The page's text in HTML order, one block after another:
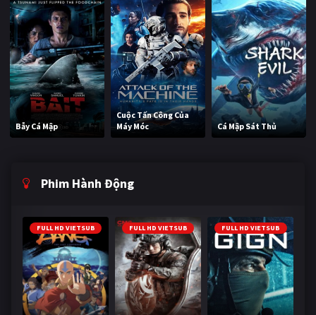
Bẫy Cá Mập
Cuộc Tấn Công Của
Máy Móc
Cá Mập Sát Thủ
Phim Hành Động
FULL HD VIETSUB FULL HD VIETSUB FULL HD VIETSUB